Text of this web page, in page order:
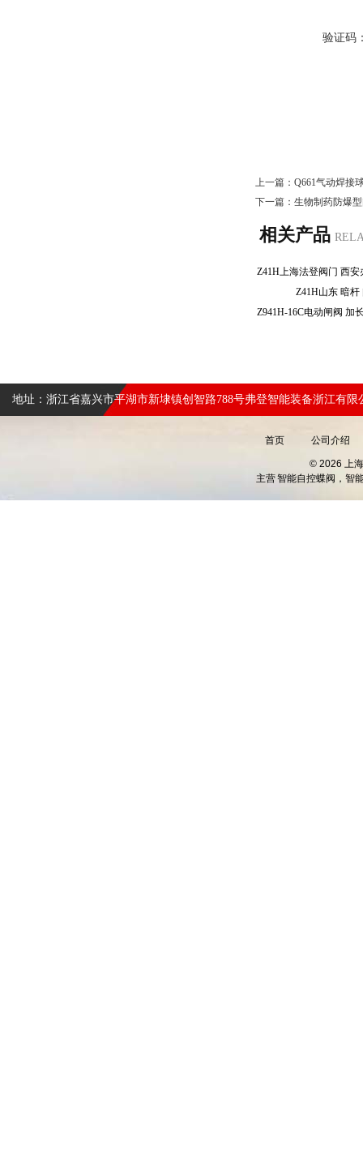
验证码
上一篇： Q661气动焊接
下一篇： 生物制药防爆
相关产品
Z41H山东 暗
地址：浙江省嘉兴市平湖市新埭镇创智路788号弗登智能装备浙江有限
首页 公司介绍
© 2026 上
主营智能自控蝶阀，智